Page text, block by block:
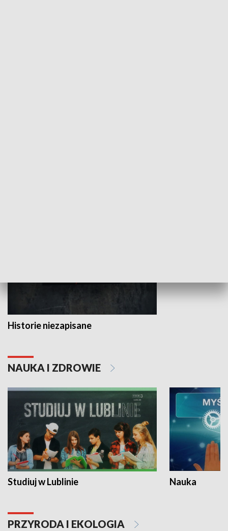
Historie niezapisane
NAUKA I ZDROWIE
Studiuj w Lublinie Nauka
PRZYRODA I EKOLOGIA